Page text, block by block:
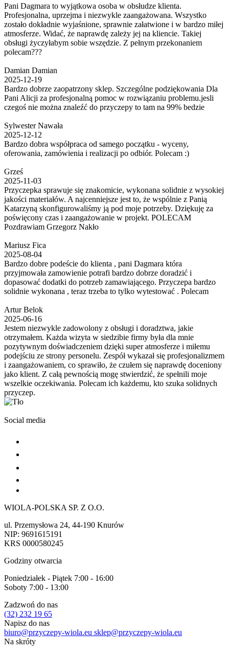
Pani Dagmara to wyjątkowa osoba w obsłudze klienta.
Profesjonalna, uprzejma i niezwykle zaangażowana. Wszystko
zostało dokładnie wyjaśnione, sprawnie załatwione i w bardzo miłej
atmosferze. Widać, że naprawdę zależy jej na kliencie. Takiej
obsługi życzyłabym sobie wszędzie. Z pełnym przekonaniem
polecam???
Damian Damian
2025-12-19
Bardzo dobrze zaopatrzony sklep. Szczególne podziękowania Dla
Pani Alicji za profesjonalną pomoc w rozwiązaniu problemu.jesli
czegoś nie można znaleźć do przyczepy to tam na 99% bedzie
Sylwester Nawała
2025-12-12
Bardzo dobra współpraca od samego początku - wyceny,
oferowania, zamówienia i realizacji po odbiór. Polecam :)
Grześ
2025-11-03
Przyczepka sprawuje się znakomicie, wykonana solidnie z wysokiej
jakości materiałów. A najcenniejsze jest to, że wspólnie z Panią
Katarzyną skonfigurowaliśmy ją pod moje potrzeby. Dziękuję za
poświęcony czas i zaangażowanie w projekt. POLECAM
Pozdrawiam Grzegorz Nakło
Mariusz Fica
2025-08-04
Bardzo dobre podeście do klienta , pani Dagmara która
przyjmowała zamowienie potrafi bardzo dobrze doradzić i
dopasować dodatki do potrzeb zamawiającego. Przyczepa bardzo
solidnie wykonana , teraz trzeba to tylko wytestować . Polecam
Artur Belok
2025-06-16
Jestem niezwykle zadowolony z obsługi i doradztwa, jakie
otrzymałem. Każda wizyta w siedzibie firmy była dla mnie
pozytywnym doświadczeniem dzięki super atmosferze i miłemu
podejściu ze strony personelu. Zespół wykazał się profesjonalizmem
i zaangażowaniem, co sprawiło, że czułem się naprawdę doceniony
jako klient. Z całą pewnością mogę stwierdzić, że spełnili moje
wszelkie oczekiwania. Polecam ich każdemu, kto szuka solidnych
przyczep.
Social media
WIOLA-POLSKA SP. Z O.O.
ul. Przemysłowa 24, 44-190 Knurów
NIP: 9691615191
KRS 0000580245
Godziny otwarcia
Poniedziałek - Piątek 7:00 - 16:00
Soboty 7:00 - 13:00
Zadzwoń do nas
(32) 232 19 65
Napisz do nas
biuro@przyczepy-wiola.eu sklep@przyczepy-wiola.eu
Na skróty